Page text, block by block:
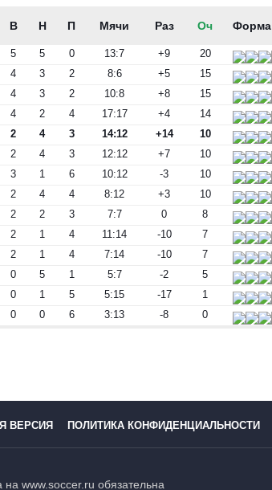
В Н П Мячи Раз Оч Форма
5 5 0 13:7 +9
20
4 3 2 8:6 +5
15
4 3 2 10:8 +8
15
4 2 4 17:17 +4
14
2 4 3 14:12 +14
10
2 4 3 12:12 +7
10
3 1 6 10:12 -3
10
2 4 4 8:12 +3
10
2 2 3 7:7 0
8
2 1 4 11:14 -10
7
2 1 4 7:14 -10
7
0 5 1 5:7 -2
5
0 1 5 5:15 -17
1
0 0 6 3:13 -8 0
ВЕРСИЯ ПОЛИТИКА КОНФИДЕНЦИАЛЬНОСТИ
www.soccer.ru обязательна